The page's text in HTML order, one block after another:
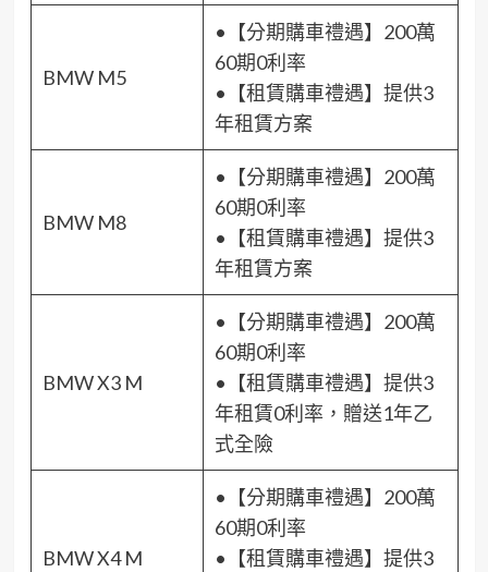
BMW M5
•【分期購車禮遇】200萬
60期0利率
•【租賃購車禮遇】提供3
年租賃方案
BMW M8
•【分期購車禮遇】200萬
60期0利率
•【租賃購車禮遇】提供3
年租賃方案
BMW X3 M
•【分期購車禮遇】200萬
60期0利率
•【租賃購車禮遇】提供3
年租賃0利率，贈送1年乙
式全險
BMW X4 M
•【分期購車禮遇】200萬
60期0利率
•【租賃購車禮遇】提供3